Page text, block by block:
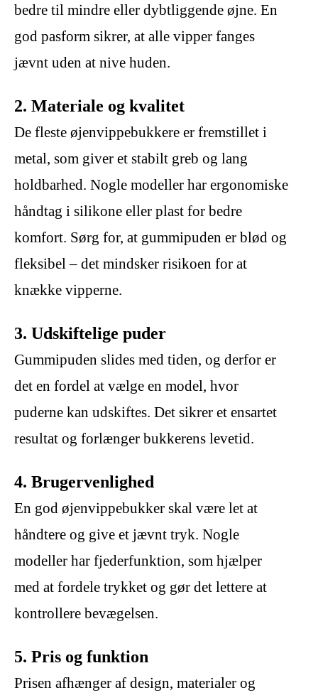
bedre til mindre eller dybtliggende øjne. En
god pasform sikrer, at alle vipper fanges
jævnt uden at nive huden.
2. Materiale og kvalitet
De fleste øjenvippebukkere er fremstillet i
metal, som giver et stabilt greb og lang
holdbarhed. Nogle modeller har ergonomiske
håndtag i silikone eller plast for bedre
komfort. Sørg for, at gummipuden er blød og
fleksibel – det mindsker risikoen for at
knække vipperne.
3. Udskiftelige puder
Gummipuden slides med tiden, og derfor er
det en fordel at vælge en model, hvor
puderne kan udskiftes. Det sikrer et ensartet
resultat og forlænger bukkerens levetid.
4. Brugervenlighed
En god øjenvippebukker skal være let at
håndtere og give et jævnt tryk. Nogle
modeller har fjederfunktion, som hjælper
med at fordele trykket og gør det lettere at
kontrollere bevægelsen.
5. Pris og funktion
Prisen afhænger af design, materialer og